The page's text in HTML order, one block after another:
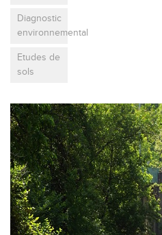
Diagnostic
environnemental
Etudes de
sols